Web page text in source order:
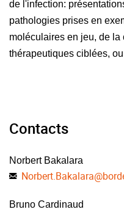
de l'infection:
pathologies prises en
moléculaires en jeu, de
thérapeutiques ciblées,
Contacts
Norbert Bakalara
Norbert.Bakalara@
Bruno Cardinaud